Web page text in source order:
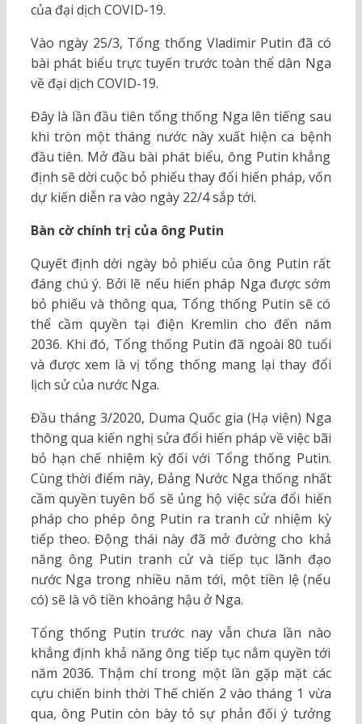
của đại dịch COVID-19.
Vào ngày 25/3, Tổng thống Vladimir Putin đã có
bài phát biểu trực tuyến trước toàn thể dân Nga
về đại dịch COVID-19.
Đây là lần đầu tiên tổng thống Nga lên tiếng sau
khi tròn một tháng nước này xuất hiện ca bệnh
đầu tiên. Mở đầu bài phát biểu, ông Putin khẳng
định sẽ dời cuộc bỏ phiếu thay đổi hiến pháp, vốn
dự kiến diễn ra vào ngày 22/4 sắp tới.
Bàn cờ chính trị của ông Putin
Quyết định dời ngày bỏ phiếu của ông Putin rất
đáng chú ý. Bởi lẽ nếu hiến pháp Nga được sớm
bỏ phiếu và thông qua, Tổng thống Putin sẽ có
thể cầm quyền tại điện Kremlin cho đến năm
2036. Khi đó, Tổng thống Putin đã ngoài 80 tuổi
và được xem là vị tổng thống mang lại thay đổi
lịch sử của nước Nga.
Đầu tháng 3/2020, Duma Quốc gia (Hạ viện) Nga
thông qua kiến nghị sửa đổi hiến pháp về việc bãi
bỏ hạn chế nhiệm kỳ đối với Tổng thống Putin.
Cùng thời điểm này, Đảng Nước Nga thống nhất
cầm quyền tuyên bố sẽ ủng hộ việc sửa đổi hiến
pháp cho phép ông Putin ra tranh cử nhiệm kỳ
tiếp theo. Động thái này đã mở đường cho khả
năng ông Putin tranh cử và tiếp tục lãnh đạo
nước Nga trong nhiều năm tới, một tiền lệ (nếu
có) sẽ là vô tiền khoáng hậu ở Nga.
Tổng thống Putin trước nay vẫn chưa lần nào
khẳng định khả năng ông tiếp tục nắm quyền tới
năm 2036. Thậm chí trong một lần gặp mặt các
cựu chiến binh thời Thế chiến 2 vào tháng 1 vừa
qua, ông Putin còn bày tỏ sự phản đối ý tưởng